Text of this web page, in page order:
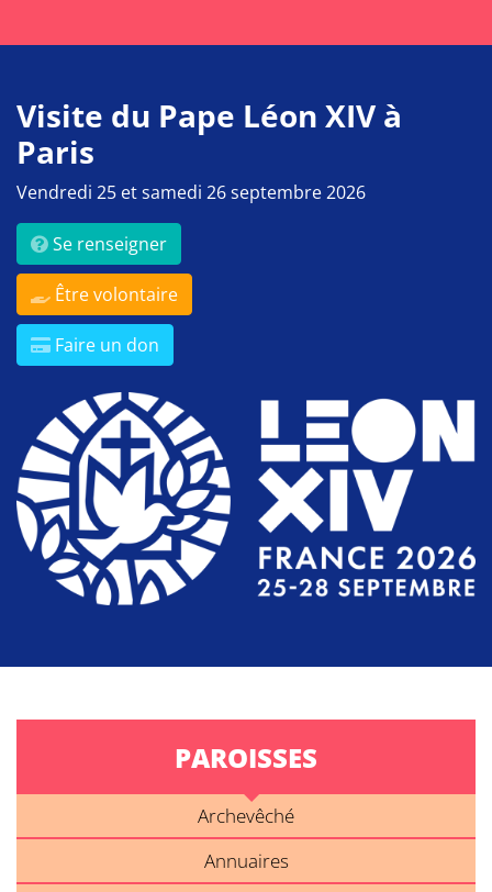
Visite du Pape Léon XIV à
Paris
Vendredi 25 et samedi 26 septembre 2026
Se renseigner
Être volontaire
Faire un don
PAROISSES
Archevêché
Annuaires